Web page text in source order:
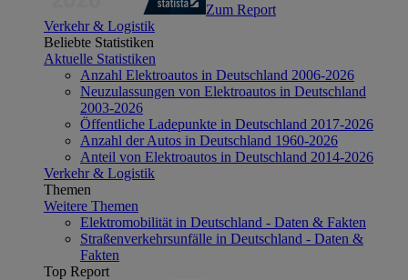
Zum Report
Verkehr & Logistik
Beliebte Statistiken
Aktuelle Statistiken
Anzahl Elektroautos in Deutschland 2006-2026
Neuzulassungen von Elektroautos in Deutschland
2003-2026
Öffentliche Ladepunkte in Deutschland 2017-2026
Anzahl der Autos in Deutschland 1960-2026
Anteil von Elektroautos in Deutschland 2014-2026
Verkehr & Logistik
Themen
Weitere Themen
Elektromobilität in Deutschland - Daten & Fakten
Straßenverkehrsunfälle in Deutschland - Daten &
Fakten
Top Report